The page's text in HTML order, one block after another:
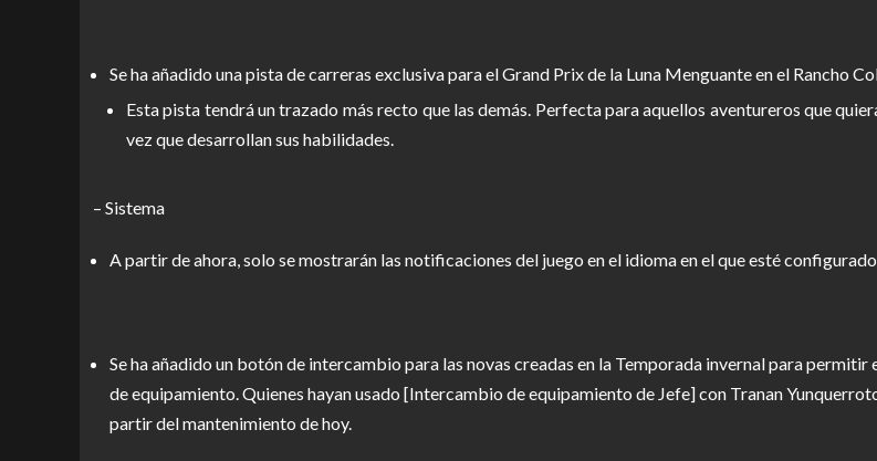
Se ha añadido una pista de carreras exclusiva para el Grand Prix de la Luna Menguante en el Rancho
Esta pista tendrá un trazado más recto que las demás. Perfecta para aquellos aventureros que
vez que desarrollan sus habilidades.
– Sistema
A partir de ahora, solo se mostrarán las notificaciones del juego en el idioma en el que esté
Se ha añadido un botón de intercambio para las novas creadas en la Temporada invernal para
de equipamiento. Quienes hayan usado [Intercambio de equipamiento de Jefe] con Tranan
partir del mantenimiento de hoy.